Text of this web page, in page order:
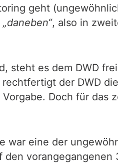
geht
„daneben“, also in
steht es dem DWD
rechtfertigt der DWD
Doch für das
war eine der